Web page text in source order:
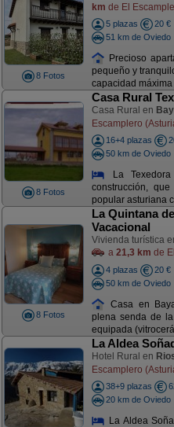
8 Fotos
km de El
5 plazas
20 €
51 km de Oviedo
Precioso
pequeño y
capacidad
8 Fotos
Casa Rural
Casa Rural en
Escamplero
16+4 plazas
50 km de Oviedo
La
construcción,
popular asturiana
8 Fotos
La Quintana
Vacacional
Vivienda turística
a 21,3 km de
4 plazas
20 €
50 km de Oviedo
Casa en
plena senda de
equipada
La Aldea
Hotel Rural en
Escamplero
38+9 plazas
20 km de Oviedo
La Aldea